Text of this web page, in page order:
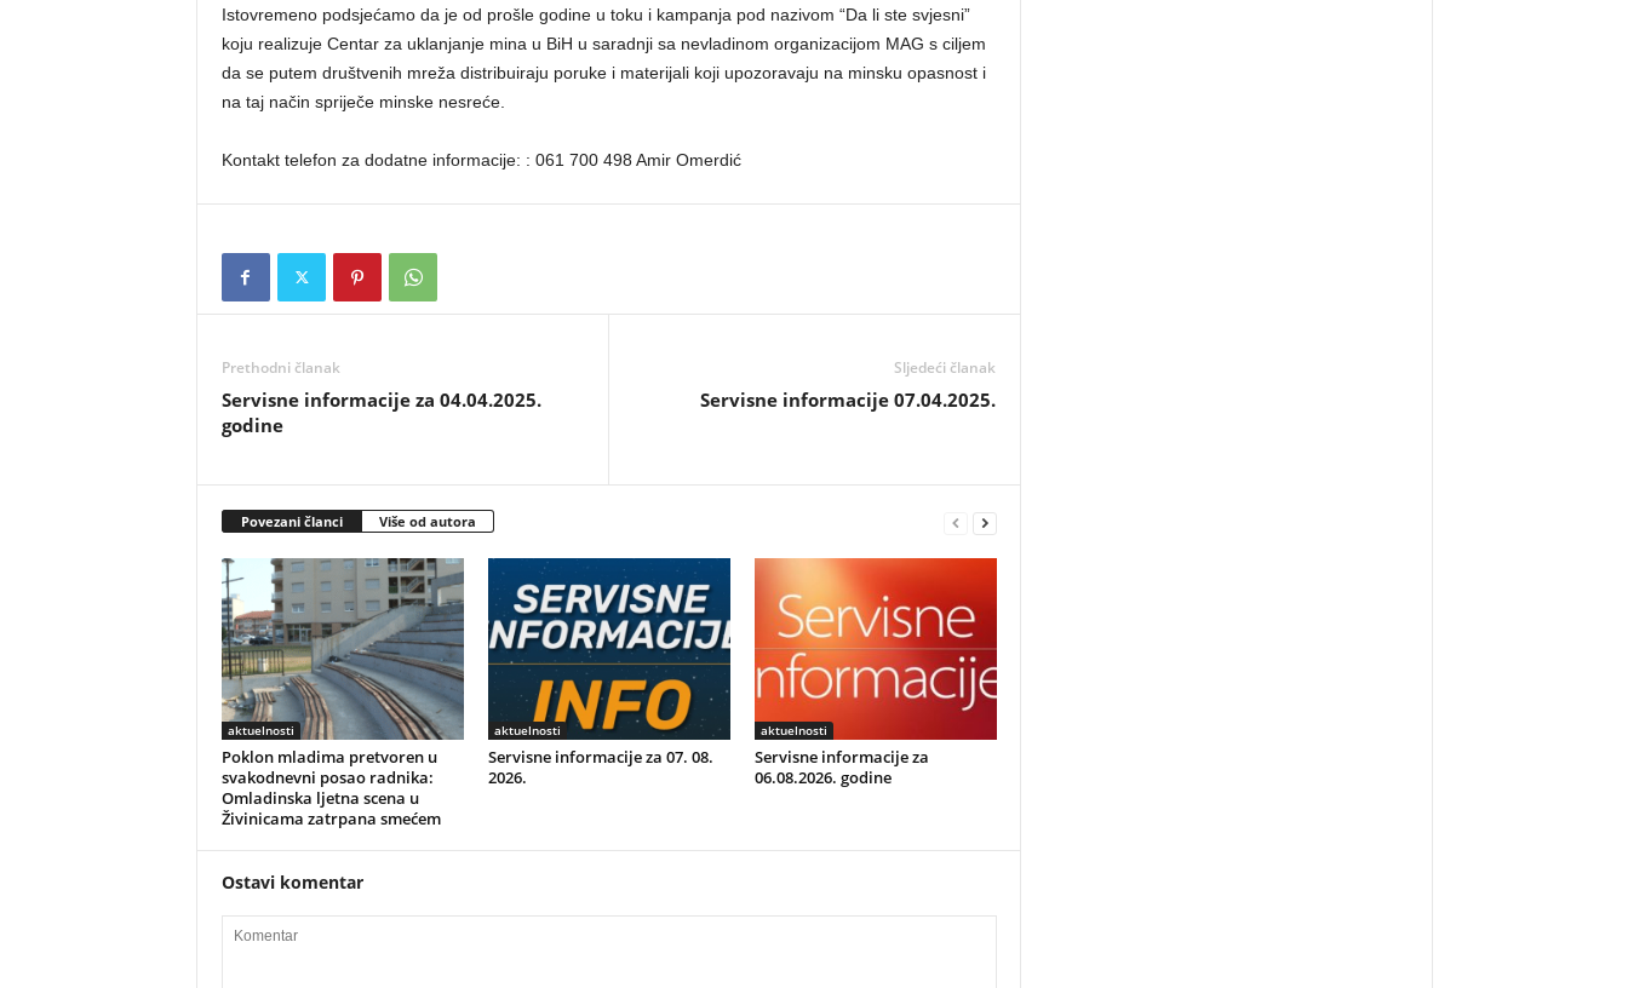
Istovremeno podsjećamo da je od prošle godine u toku i kampanja pod nazivom “Da li ste svjesni”
koju realizuje Centar za uklanjanje mina u BiH u saradnji sa nevladinom organizacijom MAG s ciljem
da se putem društvenih mreža distribuiraju poruke i materijali koji upozoravaju na minsku opasnost i
na taj način spriječe minske nesreće.
Kontakt telefon za dodatne informacije: : 061 700 498 Amir Omerdić
Prethodni članak
Servisne informacije za 04.04.2025.
godine
Sljedeći članak
Servisne informacije 07.04.2025.
Povezani članci Više od autora
aktuelnosti
Poklon mladima pretvoren u
svakodnevni posao radnika:
Omladinska ljetna scena u
Živinicama zatrpana smećem
aktuelnosti
Servisne informacije za 07. 08.
2026.
aktuelnosti
Servisne informacije za
06.08.2026. godine
Ostavi komentar